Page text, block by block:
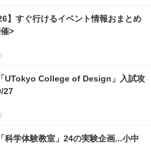
】すぐ行けるイベント情報おまとめ
>
UTokyo College of Design」入試攻
27
科学体験教室」24の実験企画...小中